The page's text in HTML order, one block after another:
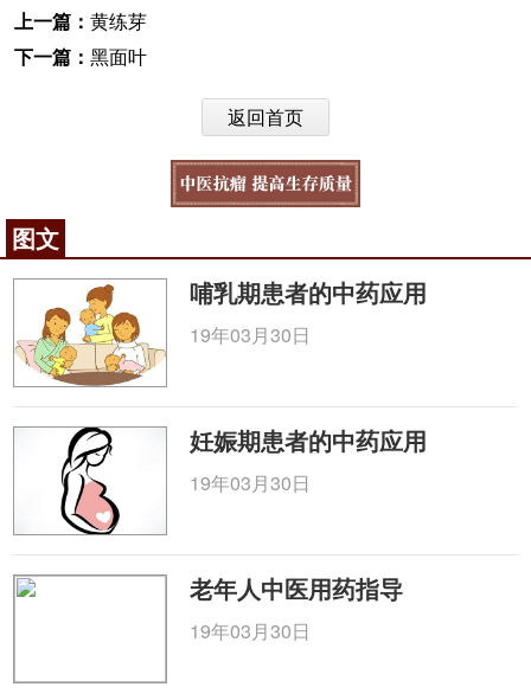
上一篇： 黄练芽
下一篇： 黑面叶
返回首页
图文
哺乳期患者的中药应用
19年03月30日
妊娠期患者的中药应用
19年03月30日
老年人中医用药指导
19年03月30日